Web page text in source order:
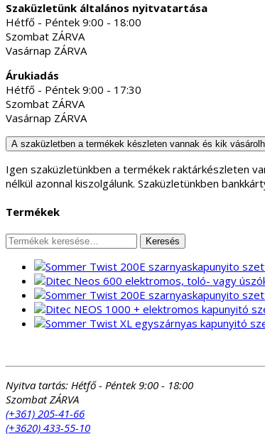
Szaküzletünk általános nyitvatartása
Hétfő - Péntek 9:00 - 18:00
Szombat ZÁRVA
Vasárnap ZÁRVA
Árukiadás
Hétfő - Péntek 9:00 - 17:30
Szombat ZÁRVA
Vasárnap ZÁRVA
A szaküzletben a termékek készleten vannak és kik
Igen szaküzletünkben a termékek raktárkészleten
nélkül azonnal kiszolgálunk. Szaküzletünkben
Termékek
Keresés
következőre:
Keresés
Nyitva tartás: Hétfő - Péntek 9:00 - 18:00
Szombat ZÁRVA
(+361) 205-41-66
(+3620) 433-55-10